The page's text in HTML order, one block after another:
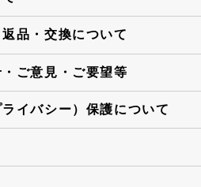
品・交換について
ご意見・ご要望等
イバシー）保護について